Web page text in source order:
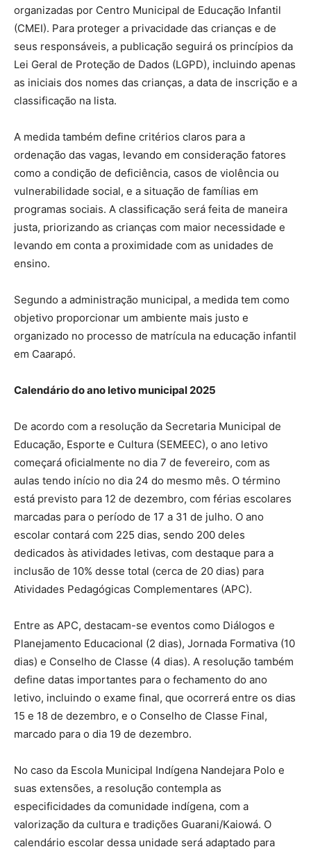
organizadas por Centro Municipal de Educação Infantil
(CMEI). Para proteger a privacidade das crianças e de
seus responsáveis, a publicação seguirá os princípios da
Lei Geral de Proteção de Dados (LGPD), incluindo apenas
as iniciais dos nomes das crianças, a data de inscrição e a
classificação na lista.
A medida também define critérios claros para a
ordenação das vagas, levando em consideração fatores
como a condição de deficiência, casos de violência ou
vulnerabilidade social, e a situação de famílias em
programas sociais. A classificação será feita de maneira
justa, priorizando as crianças com maior necessidade e
levando em conta a proximidade com as unidades de
ensino.
Segundo a administração municipal, a medida tem como
objetivo proporcionar um ambiente mais justo e
organizado no processo de matrícula na educação infantil
em Caarapó.
Calendário do ano letivo municipal 2025
De acordo com a resolução da Secretaria Municipal de
Educação, Esporte e Cultura (SEMEEC), o ano letivo
começará oficialmente no dia 7 de fevereiro, com as
aulas tendo início no dia 24 do mesmo mês. O término
está previsto para 12 de dezembro, com férias escolares
marcadas para o período de 17 a 31 de julho. O ano
escolar contará com 225 dias, sendo 200 deles
dedicados às atividades letivas, com destaque para a
inclusão de 10% desse total (cerca de 20 dias) para
Atividades Pedagógicas Complementares (APC).
Entre as APC, destacam-se eventos como Diálogos e
Planejamento Educacional (2 dias), Jornada Formativa (10
dias) e Conselho de Classe (4 dias). A resolução também
define datas importantes para o fechamento do ano
letivo, incluindo o exame final, que ocorrerá entre os dias
15 e 18 de dezembro, e o Conselho de Classe Final,
marcado para o dia 19 de dezembro.
No caso da Escola Municipal Indígena Nandejara Polo e
suas extensões, a resolução contempla as
especificidades da comunidade indígena, com a
valorização da cultura e tradições Guarani/Kaiowá. O
calendário escolar dessa unidade será adaptado para